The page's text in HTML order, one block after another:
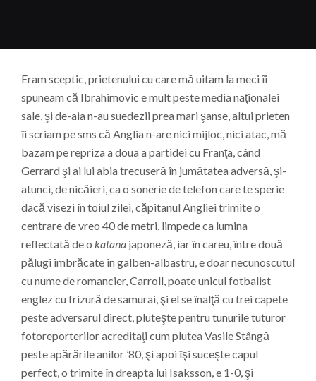
Eram sceptic, prietenului cu care mă uitam la meci îi
spuneam că Ibrahimovic e mult peste media naţionalei
sale, şi de-aia n-au suedezii prea mari şanse, altui prieten
îi scriam pe sms că Anglia n-are nici mijloc, nici atac, mă
bazam pe repriza a doua a partidei cu Franţa, când
Gerrard şi ai lui abia trecuseră în jumătatea adversă, şi-
atunci, de nicăieri, ca o sonerie de telefon care te sperie
dacă visezi în toiul zilei, căpitanul Angliei trimite o
centrare de vreo 40 de metri, limpede ca lumina
reflectată de o katana japoneză, iar în careu, între două
pălugi îmbrăcate în galben-albastru, e doar necunoscutul
cu nume de romancier, Carroll, poate unicul fotbalist
englez cu frizură de samurai, şi el se înalţă cu trei capete
peste adversarul direct, pluteşte pentru tunurile tuturor
fotoreporterilor acreditaţi cum plutea Vasile Stângă
peste apărările anilor ’80, şi apoi îşi suceşte capul
perfect, o trimite în dreapta lui Isaksson, e 1-0, şi